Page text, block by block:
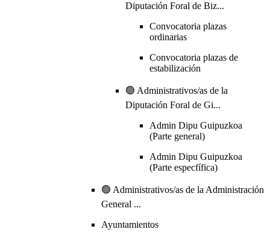
Diputación Foral de Biz...
Convocatoria plazas
ordinarias
Convocatoria plazas de
estabilización
🟢 Administrativos/as de la
Diputación Foral de Gi...
Admin Dipu Guipuzkoa
(Parte general)
Admin Dipu Guipuzkoa
(Parte especfífica)
🟢 Administrativos/as de la Administración
General ...
Ayuntamientos